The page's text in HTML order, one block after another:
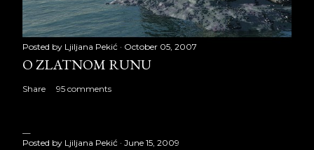
Posted by Ljiljana Pekić October 05, 2007
O ZLATNOM RUNU
Share 95 comments
Posted by Ljiljana Pekić June 15, 2009